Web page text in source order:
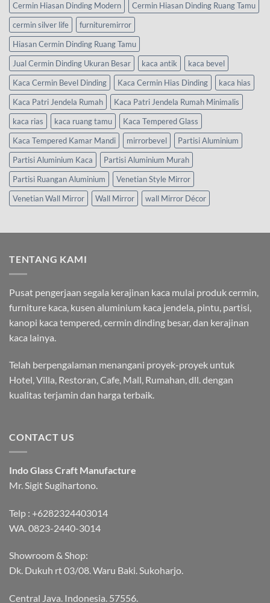
Cermin Hiasan Dinding Modern
Cermin Hiasan Dinding Ruang Tamu
cermin silver life
furnituremirror
Hiasan Cermin Dinding Ruang Tamu
Jual Cermin Dinding Ukuran Besar
kaca antik
kaca bevel
Kaca Cermin Bevel Dinding
Kaca Cermin Hias Dinding
kaca hias
Kaca Patri Jendela Rumah
Kaca Patri Jendela Rumah Minimalis
kaca rias
kaca ruang tamu
Kaca Tempered Glass
Kaca Tempered Kamar Mandi
mirrorbevel
Partisi Aluminium
Partisi Aluminium Kaca
Partisi Aluminium Murah
Partisi Ruangan Aluminium
Venetian Style Mirror
Venetian Wall Mirror
Wall Mirror wall Mirror Décor
TENTANG KAMI
Pusat pengerjaan segala kerajinan kaca mulai produk cermin,
furniture kaca, kusen aluminium kaca jendela, pintu, partisi,
kanopi kaca tempered, cermin dinding besar, dan kerajinan
kaca lainya.
Telah berpengalaman menangani proyek-proyek untuk
Hotel, Villa, Restoran, Cafe, Mall, Rumahan, dll. dengan
kualitas terjamin dan harga terbaik.
CONTACT US
Indo Glass Craft Manufacture
Mr. Sigit Sugihartono.
Telp : +6282324403014
WA. 0823-2440-3014
Showroom & Shop:
Dk. Dukuh rt 03/08. Waru Baki. Sukoharjo.
Central Java. Indonesia. 57556.